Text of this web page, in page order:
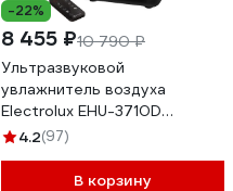
-22%
8 455 ₽10 790 ₽
Ультразвуковой
увлажнитель воздуха
Electrolux EHU-3710D
НС-1073571
4.2(97)
В корзину